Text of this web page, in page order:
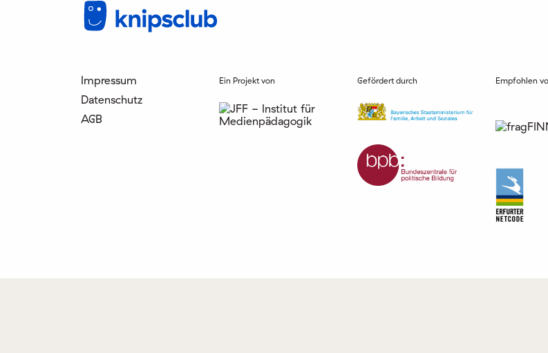
Impressum
Datenschutz
AGB
Ein Projekt von Gefördert durch Empfohlen